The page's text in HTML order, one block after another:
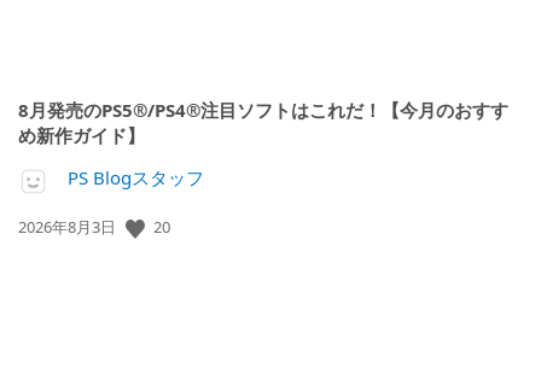
8月発売のPS5®/PS4®注目ソフトはこれだ！【今月のおすす
め新作ガイド】
PS Blogスタッフ
公
2026年8月3日 20